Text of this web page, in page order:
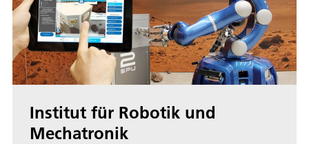
Institut für Robotik und
Mechatronik